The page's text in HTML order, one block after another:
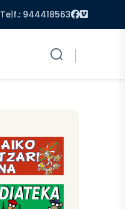
Telf.: 944418563 Facebook
Vimeo